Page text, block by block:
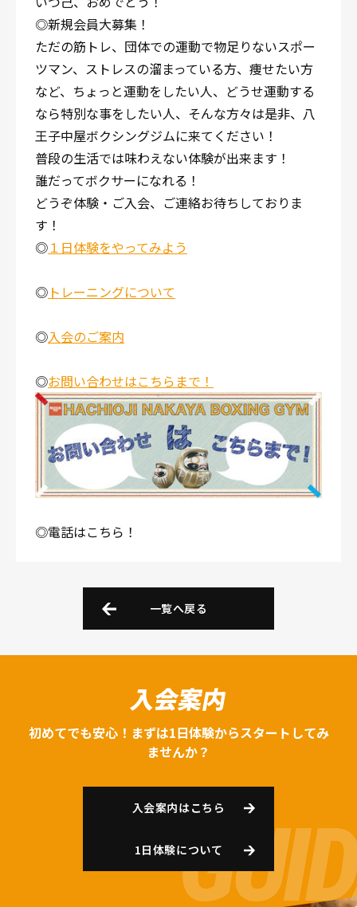
◎新規会員大募集！
ただの筋トレ、団体での運動で物足りないスポー
ツマン、ストレスの溜まっている方、痩せたい方
など、ちょっと運動をしたい人、どうせ運動する
なら特別な事をしたい人、そんな方々は是非、八
王子中屋ボクシングジムに来てください！
普段の生活では味わえない体験が出来ます！
誰だってボクサーになれる！
どうぞ体験・ご入会、ご連絡お待ちしておりま
す！
◎１日体験をやってみよう
◎ トレーニングについて
◎入会のご案内
◎お問い合わせはこちらまで！
◎電話はこちら！
一覧へ戻る
入会案内
初めてでも安心！まずは1日体験からスタートしてみ
ませんか？
入会案内はこちら
1日体験について